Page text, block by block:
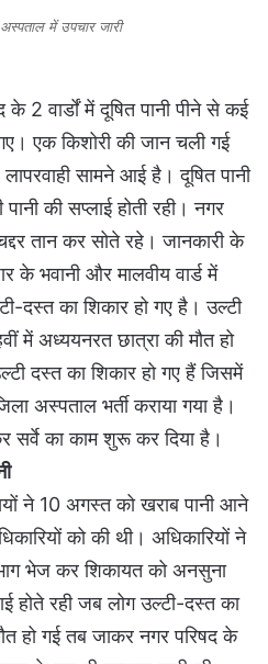
में उपचार जारी
2 वार्डों में दूषित पानी पीने से कई
एक किशोरी की जान चली गई
सामने आई है। दूषित पानी
की सप्लाई होती रही। नगर
तान कर सोते रहे। जानकारी के
के भवानी और मालवीय वार्ड में
दस्त का शिकार हो गए है। उल्टी
में अध्ययनरत छात्रा की मौत हो
दस्त का शिकार हो गए हैं जिसमें
अस्पताल भर्ती कराया गया है।
सर्वे का काम शुरू कर दिया है।
ने 10 अगस्त को खराब पानी आने
को की थी। अधिकारियों ने
भेज कर शिकायत को अनसुना
होते रही जब लोग उल्टी-दस्त का
हो गई तब जाकर नगर परिषद के